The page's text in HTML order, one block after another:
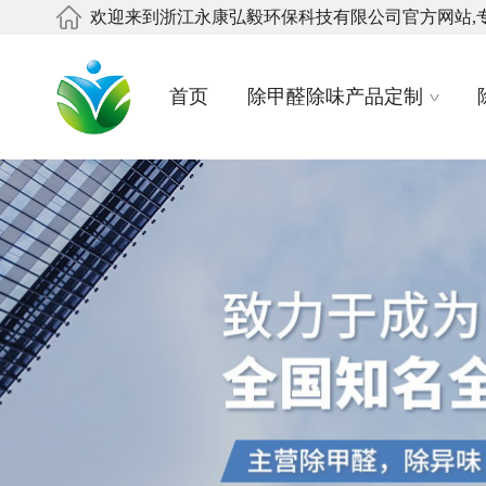
欢迎来到浙江永康弘毅环保科技有限公司官方网站,
首页 除甲醛除味产品定制